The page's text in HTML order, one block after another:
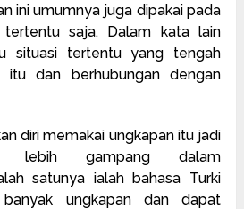
ini umumnya juga dipakai pada
saja. Dalam kata lain
situasi tertentu yang tengah
itu dan berhubungan dengan
diri memakai ungkapan itu jadi
lebih gampang dalam
satunya ialah bahasa Turki
ungkapan dan dapat